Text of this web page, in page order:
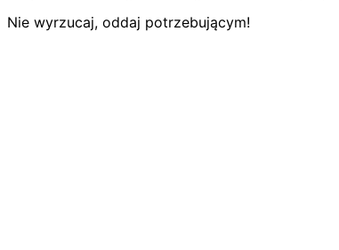
Nie wyrzucaj, oddaj potrzebującym!